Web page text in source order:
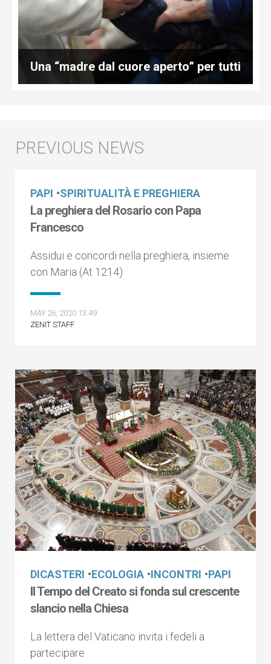
Una “madre dal cuore aperto” per tutti
PAPI •SPIRITUALITÀ E PREGHIERA
La preghiera del Rosario con Papa
Francesco
Assidui e concordi nella preghiera, insieme
con Maria (At 1214)
MAY 26, 2020 13:49
ZENIT STAFF
DICASTERI •ECOLOGIA •INCONTRI •PAPI
Il Tempo del Creato si fonda sul crescente
slancio nella Chiesa
La lettera del Vaticano invita i fedeli a
partecipare